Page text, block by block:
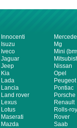
Innocenti
Isuzu
Iveco
Jaguar
Jeep
Kia
Lada
Lancia
Land rover
Lexus
Lotus
Maserati
Mazda
Mg
Mini
Nissan
Opel
Peugeot
Pontiac
Porsche
Renault
Rolls-
Rover
Saab